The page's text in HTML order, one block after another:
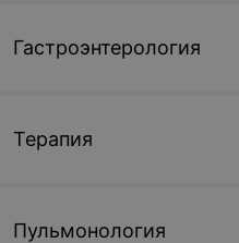
Гастроэнтерология
Терапия
Пульмонология